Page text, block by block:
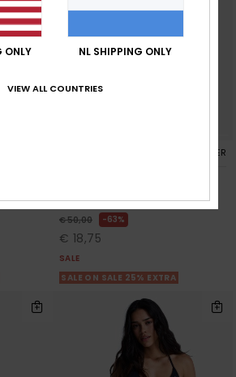
RECYCLED FIBER
€ 50,00 63%
€ 18,75
SALE
SALE ON SALE 25% EXTRA
ONLY NL SHIPPING ONLY
VIEW ALL COUNTRIES